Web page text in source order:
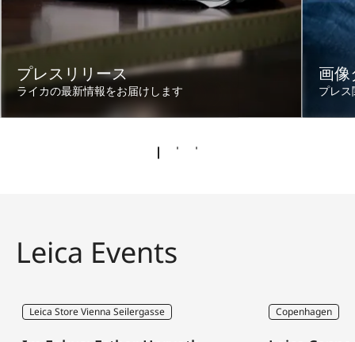
プレスリリース
ライカの最新情報をお届けします
画
プレ
Leica Events
Leica Store Vienna Seilergasse Copenhagen